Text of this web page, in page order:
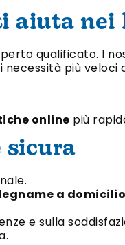
aiuta nei
qualificato. I
necessità più veloci
online più
sicura
a domicilio
e sulla